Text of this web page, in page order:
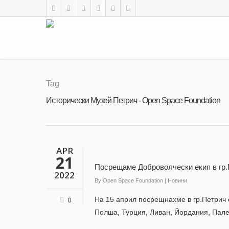
Tag
Исторически Музей Петрич - Open Space Foundation
APR
21
2022
0
Посрещаме Доброволчески екип в
By Open Space Foundation | Новини
На 15 април посрещнахме в
Полша, Турция, Ливан, Йордания,